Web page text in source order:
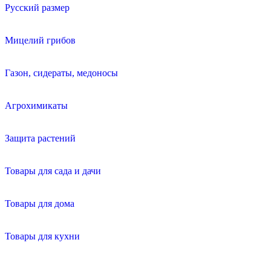
Русский размер
Мицелий грибов
Газон, сидераты, медоносы
Агрохимикаты
Защита растений
Товары для сада и дачи
Товары для дома
Товары для кухни